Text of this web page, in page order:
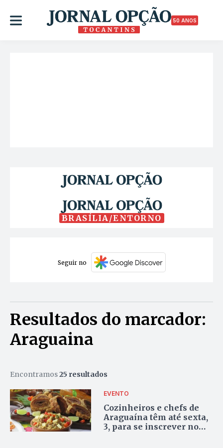
50 ANOS
BRASÍLIA/ENTORNO
Seguir no
Resultados do marcador:
Araguaina
Encontramos25 resultados
EVENTO
Cozinheiros e chefs de
Araguaína têm até sexta,
3, para se inscrever no